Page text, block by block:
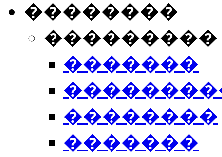
��������
�������
��������
�������